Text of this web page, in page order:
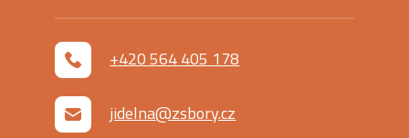
+420 564 405 178
jidelna@zsbory.cz